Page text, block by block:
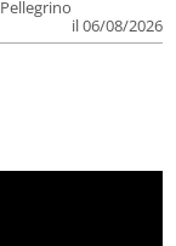
il 06/08/2026